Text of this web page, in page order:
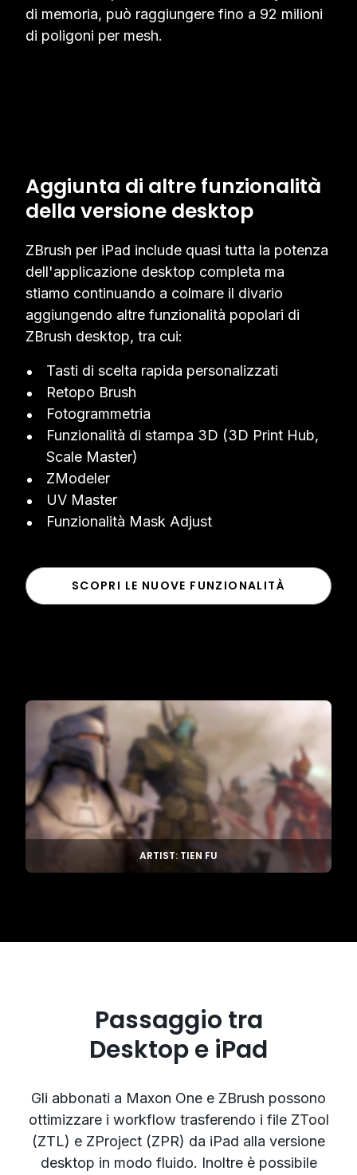
di memoria, può raggiungere fino a 92 milioni
di poligoni per mesh.
Aggiunta di altre funzionalità
della versione desktop
ZBrush per iPad include quasi tutta la potenza
dell'applicazione desktop completa ma
stiamo continuando a colmare il divario
aggiungendo altre funzionalità popolari di
ZBrush desktop, tra cui:
Tasti di scelta rapida personalizzati
Retopo Brush
Fotogrammetria
Funzionalità di stampa 3D (3D Print Hub,
Scale Master)
ZModeler
UV Master
Funzionalità Mask Adjust
SCOPRI LE NUOVE FUNZIONALITÀ
ARTIST: TIEN FU
Passaggio tra
Desktop e iPad
Gli abbonati a Maxon One e ZBrush possono
ottimizzare i workflow trasferendo i file ZTool
(ZTL) e ZProject (ZPR) da iPad alla versione
desktop in modo fluido. Inoltre è possibile